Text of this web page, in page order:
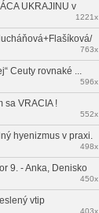
UKRAJINU v
1221x
763x
Ceuty rovnaké ...
596x
sa VRACIA !
552x
hyenizmus v praxi.
498x
9. - Anka, Denisko
450x
vtip
403x